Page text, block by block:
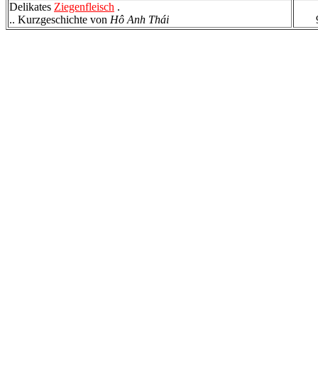
Delikates Ziegenfleisch .
.. Kurzgeschichte von Hô Anh Thái